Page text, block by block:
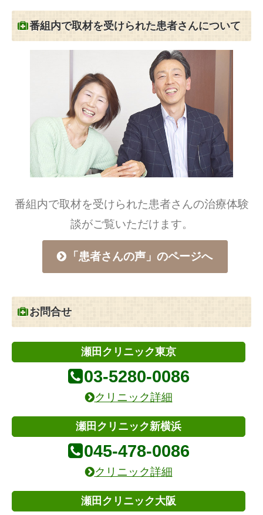
番組内で取材を受けられた患者さんについて
番組内で取材を受けられた患者さんの治療体験
談がご覧いただけます。
「患者さんの声」のページへ
お問合せ
瀬田クリニック東京
03-5280-0086
クリニック詳細
瀬田クリニック新横浜
045-478-0086
クリニック詳細
瀬田クリニック大阪